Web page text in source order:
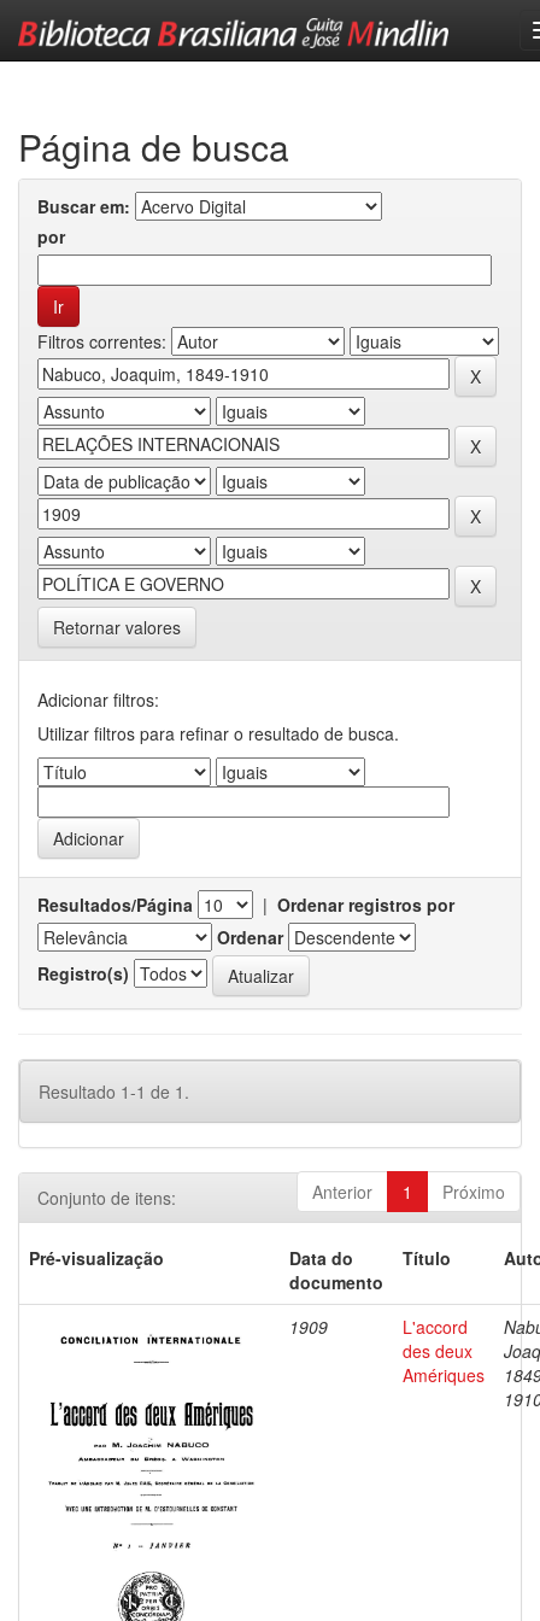
Página de busca
Buscar em:
por
Filtros correntes:
Retornar valores
Adicionar filtros:
Utilizar filtros para refinar o resultado de busca.
Resultados/Página | Ordenar registros por
Ordenar
Registro(s)
Resultado 1-1 de 1.
Anterior 1 Próximo
Conjunto de itens:
Pré-visualização
Data do
documento
Título
1909
L'accord
des deux
Amériques